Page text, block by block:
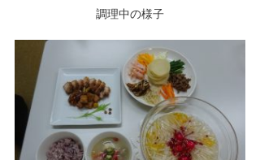
調理中の様子